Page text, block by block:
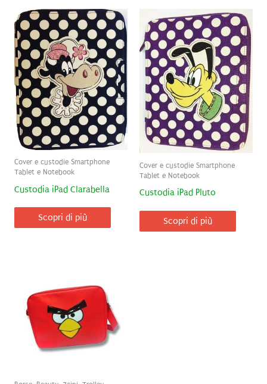
Cover e custodie Smartphone
Tablet e Notebook
Custodia iPad Clarabella
Scopri di più
Cover e custodie Smartphone
Tablet e Notebook
Custodia iPad Pluto
Scopri di più